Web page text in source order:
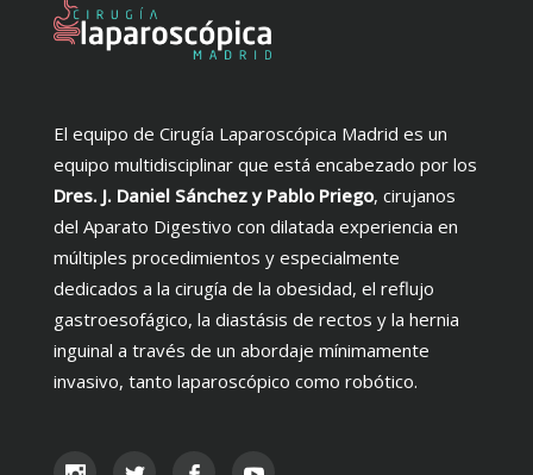
El equipo de Cirugía Laparoscópica Madrid es un
equipo multidisciplinar que está encabezado por los
Dres. J. Daniel Sánchez y Pablo Priego, cirujanos
del Aparato Digestivo con dilatada experiencia en
múltiples procedimientos y especialmente
dedicados a la cirugía de la obesidad, el reflujo
gastroesofágico, la diastásis de rectos y la hernia
inguinal a través de un abordaje mínimamente
invasivo, tanto laparoscópico como robótico.